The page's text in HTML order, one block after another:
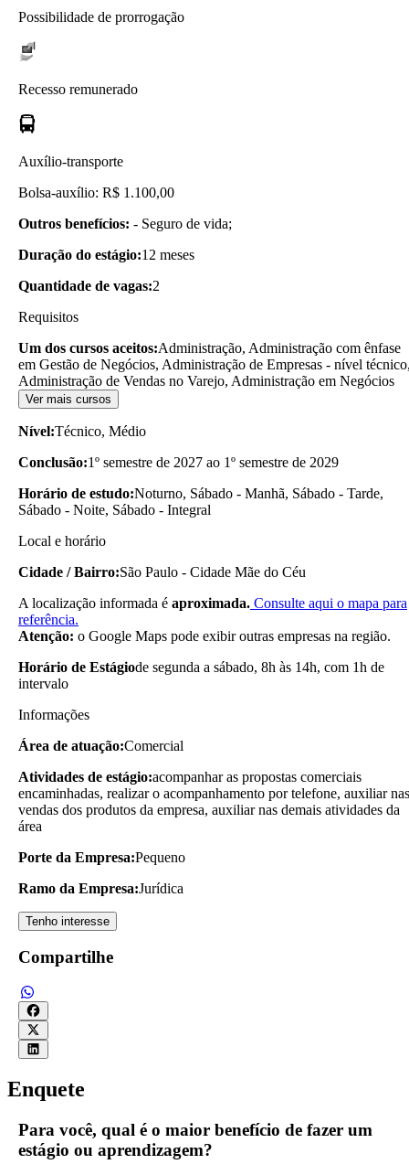
Possibilidade de prorrogação
Recesso remunerado
Auxílio-transporte
Bolsa-auxílio: R$ 1.100,00
Outros benefícios: - Seguro de vida;
Duração do estágio:12 meses
Quantidade de vagas:2
Requisitos
Um dos cursos aceitos:Administração, Administração com ênfase
em Gestão de Negócios, Administração de Empresas - nível
Administração de Vendas no Varejo, Administração em Negócios
Ver mais cursos
Nível:Técnico, Médio
Conclusão:1º semestre de 2027 ao 1º semestre de 2029
Horário de estudo:Noturno, Sábado - Manhã, Sábado - Tarde,
Sábado - Noite, Sábado - Integral
Local e horário
Cidade / Bairro:São Paulo - Cidade Mãe do Céu
A localização informada é aproximada. Consulte aqui o mapa para
referência.
Atenção: o Google Maps pode exibir outras empresas na região.
Horário de Estágiode segunda a sábado, 8h às 14h, com 1h de
intervalo
Informações
Área de atuação:Comercial
Atividades de estágio:acompanhar as propostas comerciais
encaminhadas, realizar o acompanhamento por telefone, auxiliar nas
vendas dos produtos da empresa, auxiliar nas demais atividades da
área
Porte da Empresa:Pequeno
Ramo da Empresa:Jurídica
Tenho interesse
Compartilhe
Enquete
Para você, qual é o maior benefício de fazer um
estágio ou aprendizagem?